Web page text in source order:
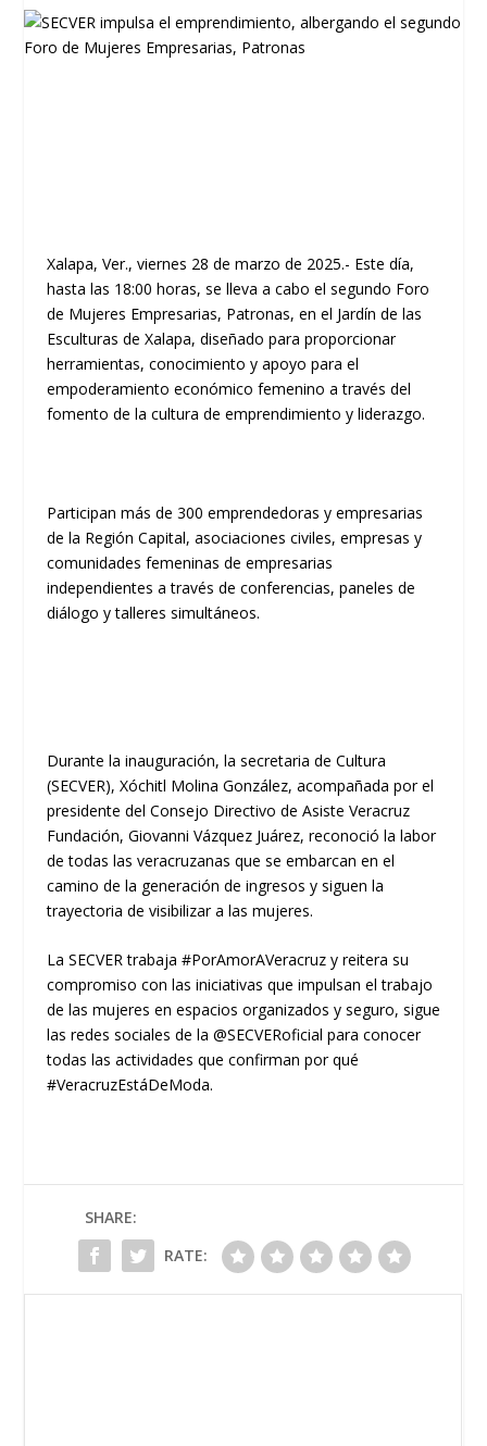
Xalapa, Ver., viernes 28 de marzo de 2025.- Este día,
hasta las 18:00 horas, se lleva a cabo el segundo Foro
de Mujeres Empresarias, Patronas, en el Jardín de las
Esculturas de Xalapa, diseñado para proporcionar
herramientas, conocimiento y apoyo para el
empoderamiento económico femenino a través del
fomento de la cultura de emprendimiento y liderazgo.
Participan más de 300 emprendedoras y empresarias
de la Región Capital, asociaciones civiles, empresas y
comunidades femeninas de empresarias
independientes a través de conferencias, paneles de
diálogo y talleres simultáneos.
Durante la inauguración, la secretaria de Cultura
(SECVER), Xóchitl Molina González, acompañada por el
presidente del Consejo Directivo de Asiste Veracruz
Fundación, Giovanni Vázquez Juárez, reconoció la labor
de todas las veracruzanas que se embarcan en el
camino de la generación de ingresos y siguen la
trayectoria de visibilizar a las mujeres.
La SECVER trabaja #PorAmorAVeracruz y reitera su
compromiso con las iniciativas que impulsan el trabajo
de las mujeres en espacios organizados y seguro, sigue
las redes sociales de la @SECVERoficial para conocer
todas las actividades que confirman por qué
#VeracruzEstáDeModa.
SHARE:
RATE: